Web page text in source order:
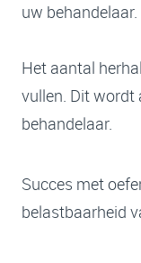
uw behandelaar.
Het aantal
vullen. Dit wordt
behandelaar.
Succes met
belastbaarheid